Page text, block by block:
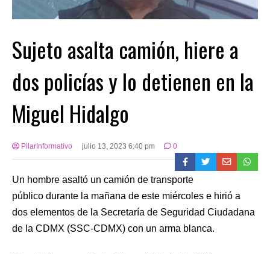
Sujeto asalta camión, hiere a
dos policías y lo detienen en la
Miguel Hidalgo
PilarInformativo julio 13, 2023 6:40 pm 0
Un hombre asaltó un camión de transporte
público durante la mañana de este miércoles e hirió a
dos elementos de la Secretaría de Seguridad Ciudadana
de la CDMX (SSC-CDMX) con un arma blanca.